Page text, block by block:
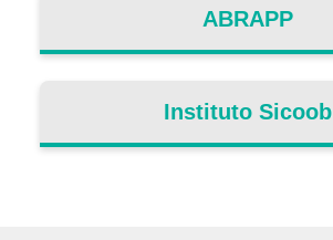
ABRAPP
Instituto Sicoob